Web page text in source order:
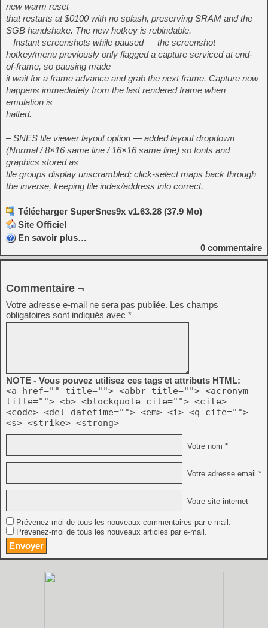
new warm reset
that restarts at $0100 with no splash, preserving SRAM and the
SGB handshake. The new hotkey is rebindable.
– Instant screenshots while paused — the screenshot
hotkey/menu previously only flagged a capture serviced at end-
of-frame, so pausing made
it wait for a frame advance and grab the next frame. Capture now
happens immediately from the last rendered frame when
emulation is
halted.
– SNES tile viewer layout option — added layout dropdown
(Normal / 8×16 same line / 16×16 same line) so fonts and
graphics stored as
tile groups display unscrambled; click-select maps back through
the inverse, keeping tile index/address info correct.
Télécharger SuperSnes9x v1.63.28 (37.9 Mo)
Site Officiel
En savoir plus…
0 commentaire
Commentaire ¬
Votre adresse e-mail ne sera pas publiée. Les champs
obligatoires sont indiqués avec *
NOTE - Vous pouvez utilisez ces tags et attributs HTML:
<a href="" title=""> <abbr title=""> <acronym
title=""> <b> <blockquote cite=""> <cite>
<code> <del datetime=""> <em> <i> <q cite="">
<s> <strike> <strong>
Votre nom *
Votre adresse email *
Votre site internet
Prévenez-moi de tous les nouveaux commentaires par e-mail.
Prévenez-moi de tous les nouveaux articles par e-mail.